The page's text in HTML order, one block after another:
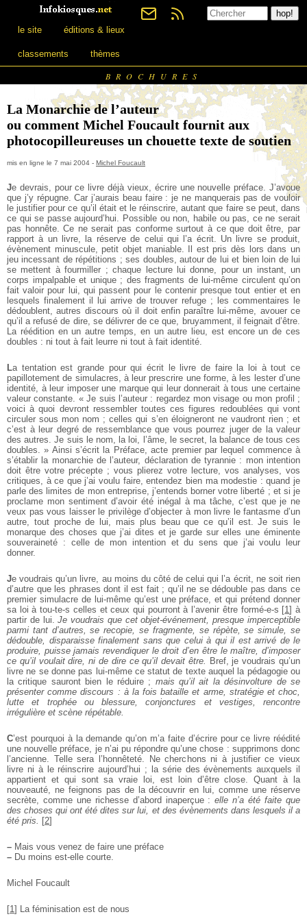
le site éditions & lieux
classements thèmes
BROCHURES
La Monarchie de l’auteur
ou comment Michel Foucault fournit aux
photocopilleureuses un chouette texte de soutien
mis en ligne le 7 mai 2004 - Michel Foucault
Je devrais, pour ce livre déjà vieux, écrire une nouvelle préface. J’avoue
que j’y répugne. Car j’aurais beau faire : je ne manquerais pas de vouloir
le justifier pour ce qu’il était et le réinscrire, autant que faire se peut, dans
ce qui se passe aujourd’hui. Possible ou non, habile ou pas, ce ne serait
pas honnête. Ce ne serait pas conforme surtout à ce que doit être, par
rapport à un livre, la réserve de celui qui l’a écrit. Un livre se produit,
évènement minuscule, petit objet maniable. Il est pris dès lors dans un
jeu incessant de répétitions ; ses doubles, autour de lui et bien loin de lui
se mettent à fourmiller ; chaque lecture lui donne, pour un instant, un
corps impalpable et unique ; des fragments de lui-même circulent qu’on
fait valoir pour lui, qui passent pour le contenir presque tout entier et en
lesquels finalement il lui arrive de trouver refuge ; les commentaires le
dédoublent, autres discours où il doit enfin paraître lui-même, avouer ce
qu’il a refusé de dire, se délivrer de ce que, bruyamment, il feignait d’être.
La réédition en un autre temps, en un autre lieu, est encore un de ces
doubles : ni tout à fait leurre ni tout à fait identité.
La tentation est grande pour qui écrit le livre de faire la loi à tout ce
papillotement de simulacres, à leur prescrire une forme, à les lester d’une
identité, à leur imposer une marque qui leur donnerait à tous une certaine
valeur constante. « Je suis l’auteur : regardez mon visage ou mon profil ;
voici à quoi devront ressembler toutes ces figures redoublées qui vont
circuler sous mon nom ; celles qui s’en éloigneront ne vaudront rien ; et
c’est à leur degré de ressemblance que vous pourrez juger de la valeur
des autres. Je suis le nom, la loi, l’âme, le secret, la balance de tous ces
doubles. » Ainsi s’écrit la Préface, acte premier par lequel commence à
s’établir la monarchie de l’auteur, déclaration de tyrannie : mon intention
doit être votre précepte ; vous plierez votre lecture, vos analyses, vos
critiques, à ce que j’ai voulu faire, entendez bien ma modestie : quand je
parle des limites de mon entreprise, j’entends borner votre liberté ; et si je
proclame mon sentiment d’avoir été inégal à ma tâche, c’est que je ne
veux pas vous laisser le privilège d’objecter à mon livre le fantasme d’un
autre, tout proche de lui, mais plus beau que ce qu’il est. Je suis le
monarque des choses que j’ai dites et je garde sur elles une éminente
souveraineté : celle de mon intention et du sens que j’ai voulu leur
donner.
Je voudrais qu’un livre, au moins du côté de celui qui l’a écrit, ne soit rien
d’autre que les phrases dont il est fait ; qu’il ne se dédouble pas dans ce
premier simulacre de lui-même qu’est une préface, et qui prétend donner
sa loi à tou-te-s celles et ceux qui pourront à l’avenir être formé-e-s [1] à
partir de lui.Je voudrais que cet objet-événement, presque imperceptible
parmi tant d’autres, se recopie, se fragmente, se répète, se simule, se
dédouble, disparaisse finalement sans que celui à qui il est arrivé de le
produire, puisse jamais revendiquer le droit d’en être le maître, d’imposer
ce qu’il voulait dire, ni de dire ce qu’il devait être. Bref, je voudrais qu’un
livre ne se donne pas lui-même ce statut de texte auquel la pédagogie ou
la critique sauront bien le réduire ; mais qu’il ait la désinvolture de se
présenter comme discours : à la fois bataille et arme, stratégie et choc,
lutte et trophée ou blessure, conjonctures et vestiges, rencontre
irrégulière et scène répétable.
C’est pourquoi à la demande qu’on m’a faite d’écrire pour ce livre réédité
une nouvelle préface, je n’ai pu répondre qu’une chose : supprimons donc
l’ancienne. Telle sera l’honnêteté. Ne cherchons ni à justifier ce vieux
livre ni à le réinscrire aujourd’hui ; la série des évènements auxquels il
appartient et qui sont sa vraie loi, est loin d’être close. Quant à la
nouveauté, ne feignons pas de la découvrir en lui, comme une réserve
secrète, comme une richesse d’abord inaperçue :elle n’a été faite que
des choses qui ont été dites sur lui, et des évènements dans lesquels il a
été pris. [2]
– Mais vous venez de faire une préface
– Du moins est-elle courte.
Michel Foucault
[1] La féminisation est de nous